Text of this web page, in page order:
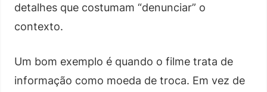
detalhes que costumam “denunciar” o
contexto.
Um bom exemplo é quando o filme trata de
informação como moeda de troca. Em vez de